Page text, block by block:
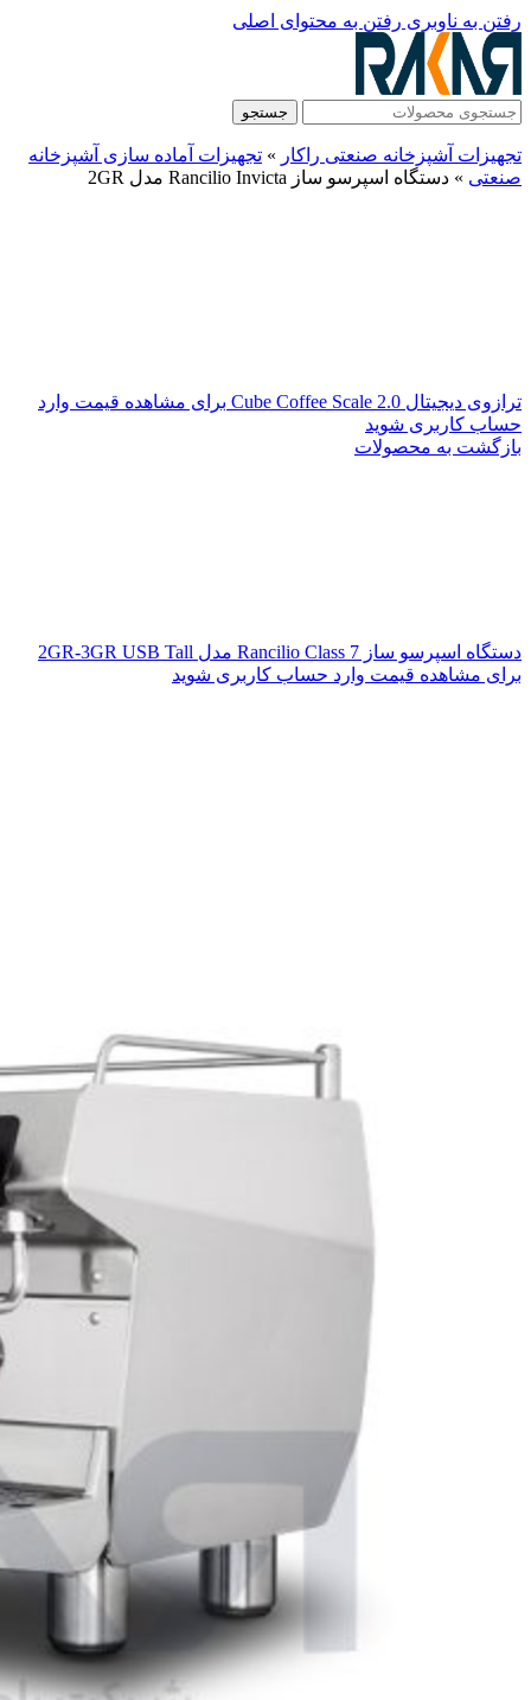
رفتن به ناوبری رفتن به محتوای اصلی
جستجو
تجهیزات آشپزخانه صنعتی راکار » تجهیزات آماده سازی آشپزخانه
صنعتی » دستگاه اسپرسو ساز Rancilio Invicta مدل 2GR
ترازوی دیجیتال Cube Coffee Scale 2.0
برای مشاهده قیمت وارد
حساب کاربری شوید
بازگشت به محصولات
دستگاه اسپرسو ساز Rancilio Class 7 مدل 2GR-3GR USB Tall
برای مشاهده قیمت وارد حساب کاربری شوید